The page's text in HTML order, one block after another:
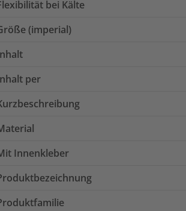
bei Kälte
(imperial)
per
Innenkleber